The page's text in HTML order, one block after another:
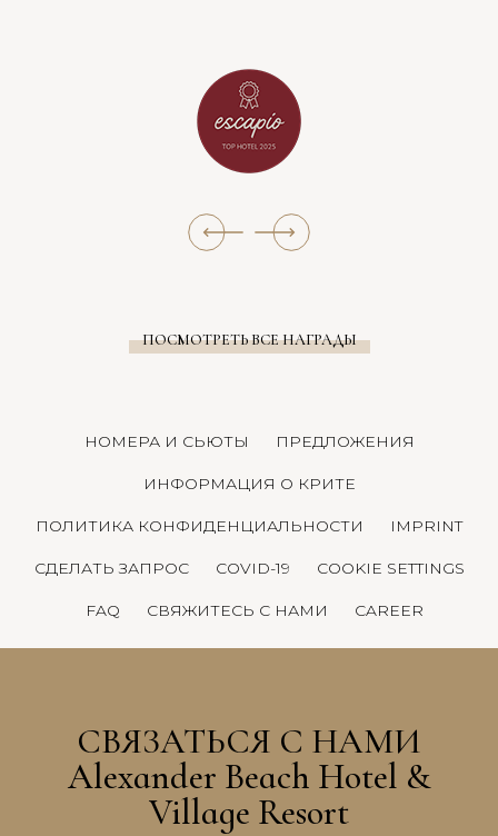
ПОСМОТРЕТЬ ВСЕ НАГРАДЫ
НОМЕРА И СЬЮТЫ ПРЕДЛОЖЕНИЯ
ИНФОРМАЦИЯ О КРИТЕ
ПОЛИТИКА КОНФИДЕНЦИАЛЬНОСТИ IMPRINT
СДЕЛАТЬ ЗАПРОС COVID-19 COOKIE SETTINGS
FAQ СВЯЖИТЕСЬ С НАМИ CAREER
СВЯЗАТЬСЯ С НАМИ
Alexander Beach Hotel &
Village Resort